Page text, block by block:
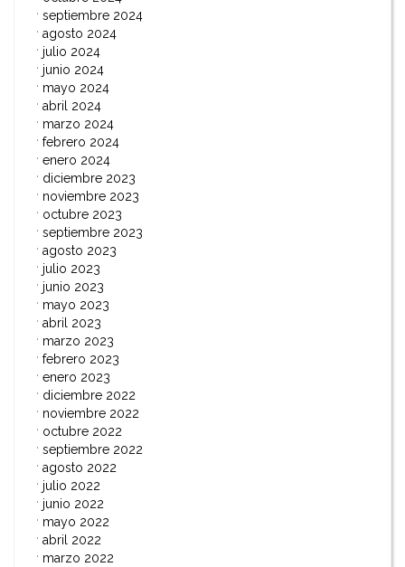
septiembre 2024
agosto 2024
julio 2024
junio 2024
mayo 2024
abril 2024
marzo 2024
febrero 2024
enero 2024
diciembre 2023
noviembre 2023
octubre 2023
septiembre 2023
agosto 2023
julio 2023
junio 2023
mayo 2023
abril 2023
marzo 2023
febrero 2023
enero 2023
diciembre 2022
noviembre 2022
octubre 2022
septiembre 2022
agosto 2022
julio 2022
junio 2022
mayo 2022
abril 2022
marzo 2022